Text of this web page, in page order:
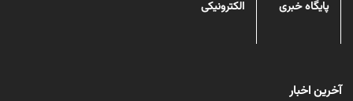
پایگاه خبری
الکترونیکی
آخرین اخبار